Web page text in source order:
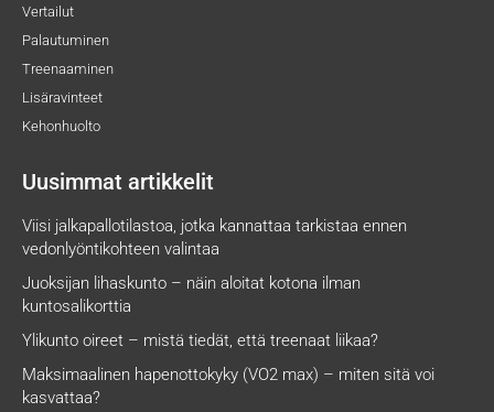
Vertailut
Palautuminen
Treenaaminen
Lisäravinteet
Kehonhuolto
Uusimmat artikkelit
Viisi jalkapallotilastoa, jotka kannattaa tarkistaa ennen
vedonlyöntikohteen valintaa
Juoksijan lihaskunto – näin aloitat kotona ilman
kuntosalikorttia
Ylikunto oireet – mistä tiedät, että treenaat liikaa?
Maksimaalinen hapenottokyky (VO2 max) – miten sitä voi
kasvattaa?